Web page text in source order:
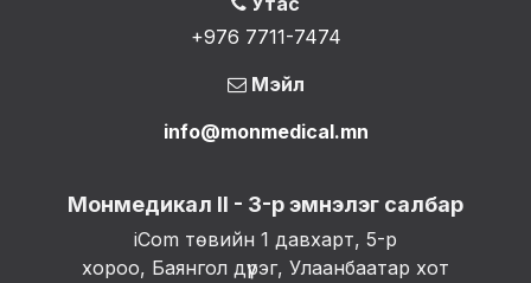
+976 7711-7474
Мэйл
info@monmedical.mn
Монмедикал II - 3-р эмнэлэг салбар
iCom төвийн 1 давхарт, 5-р
хороо, Баянгол дүүрэг, Улаанбаатар хот